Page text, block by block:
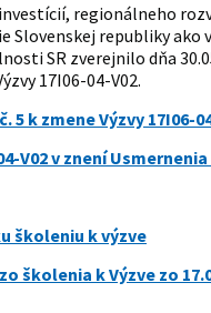
regionálneho
Slovenskej republiky ako
SR zverejnilo dňa
17I06-04-V02.
5 k zmene Výzvy 17I06-
V02 v znení Usmernenia
školeniu k výzve
školenia k Výzve zo